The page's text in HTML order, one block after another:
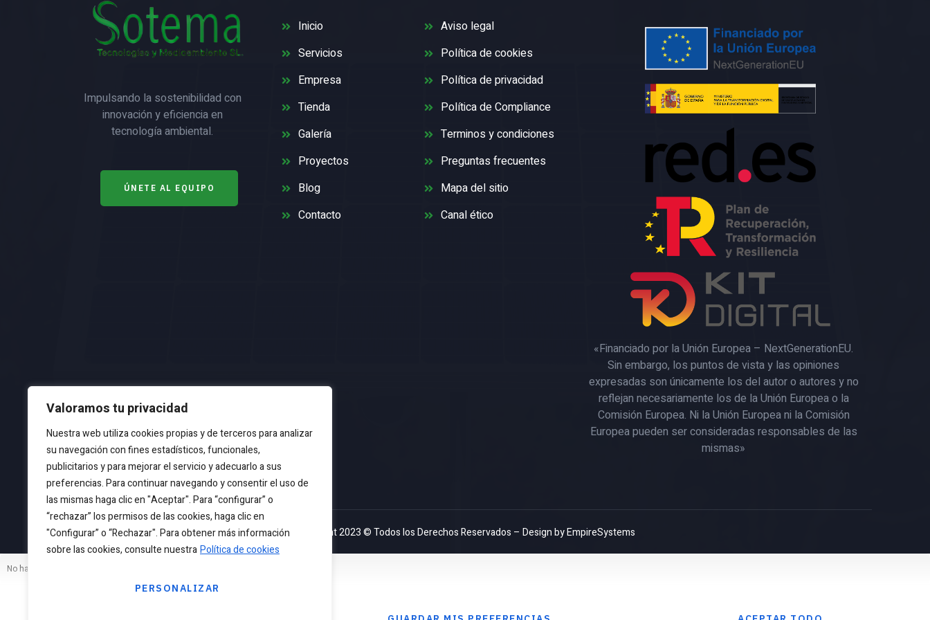
Valoramos tu privacidad
Nuestra web utiliza cookies propias y de terceros para analizar
su navegación con fines estadísticos, funcionales,
publicitarios y para mejorar el servicio y adecuarlo a sus
preferencias. Para continuar navegando y consentir el uso de
las mismas haga clic en "Aceptar". Para “configurar” o
“rechazar” los permisos de las cookies, haga clic en
"Configurar” o “Rechazar". Para obtener más información
sobre las cookies, consulte nuestraPolítica de cookies
PERSONALIZAR
Impulsando la sostenibilidad con
innovación y eficiencia en
tecnología ambiental.
ÚNETE AL EQUIPO
Inicio
Servicios
Empresa
Tienda
Galería
Proyectos
Blog
Contacto
Aviso legal
Política de cookies
Política de privacidad
Política de Compliance
Terminos y condiciones
Preguntas frecuentes
Mapa del sitio
Canal ético
«Financiado por la Unión Europea – NextGenerationEU.
Sin embargo, los puntos de vista y las opiniones
expresadas son únicamente los del autor o autores y no
reflejan necesariamente los de la Unión Europea o la
Comisión Europea. Ni la Unión Europea ni la Comisión
Europea pueden ser consideradas responsables de las
mismas»
Copyright 2023 © Todos los Derechos Reservados – Design byEmpireSystems
No hay cookies para mostrar.